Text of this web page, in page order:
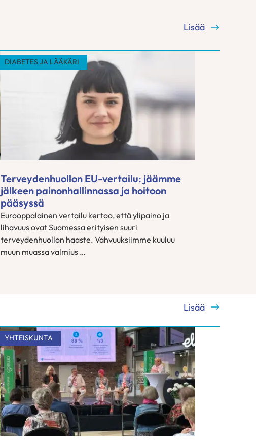
Lisää
DIABETES JA LÄÄKÄRI
Terveydenhuollon EU-vertailu: jäämme
jälkeen painonhallinnassa ja hoitoon
pääsyssä
Eurooppalainen vertailu kertoo, että ylipaino ja
lihavuus ovat Suomessa erityisen suuri
terveydenhuollon haaste. Vahvuuksiimme kuuluu
muun muassa valmius …
Lisää
YHTEISKUNTA